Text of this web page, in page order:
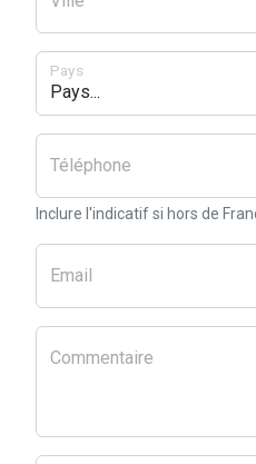
Pays
Téléphone
Inclure l'indicatif si hors de
Email
Commentaire